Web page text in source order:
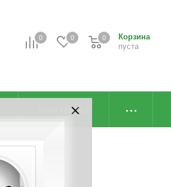
0 0
Корзина
пуста
0
Контакты